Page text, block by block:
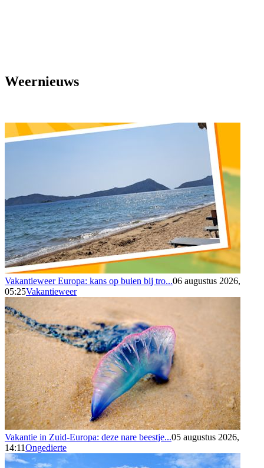
Weernieuws
Vakantieweer Europa: kans op buien bij tro...06 augustus 2026,
05:25Vakantieweer
Vakantie in Zuid-Europa: deze nare beestje...05 augustus 2026,
14:11Ongedierte